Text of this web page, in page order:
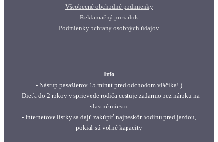
Všeobecné obchodné podmienky
Reklamačný poriadok
Podmienky ochrany osobných údajov
Info
- Nástup pasažierov 15 minút pred odchodom vláčika! )
- Dieťa do 2 rokov v sprievode rodiča cestuje zadarmo bez nároku na
vlastné miesto.
- Internetové lístky sa dajú zakúpiť najneskôr hodinu pred jazdou,
pokiaľ sú voľné kapacity